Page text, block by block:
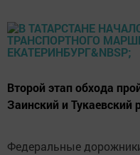
Второй этап обхода
Заинский и Тукаевский
Федеральные